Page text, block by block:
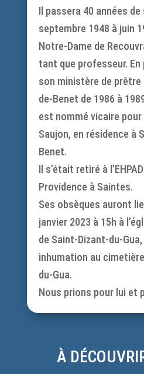
Il passera 40 années de
septembre 1948 à juin
Notre-Dame de
tant que professeur. En
son ministère de prêtre
de-Benet de 1986 à
est nommé vicaire
Saujon, en résidence à
Benet.
Il s’était retiré à
Providence à Saintes.
Ses obsèques auront
janvier 2023 à 15h à
de Saint-Dizant-du-
inhumation au
du-Gua.
Nous prions pour lui et
À